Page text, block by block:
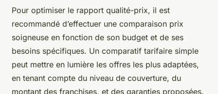
Pour optimiser le rapport qualité-prix, il est
recommandé d’effectuer une comparaison prix
soigneuse en fonction de son budget et de ses
besoins spécifiques. Un comparatif tarifaire simple
peut mettre en lumière les offres les plus adaptées,
en tenant compte du niveau de couverture, du
montant des franchises, et des garanties proposées.